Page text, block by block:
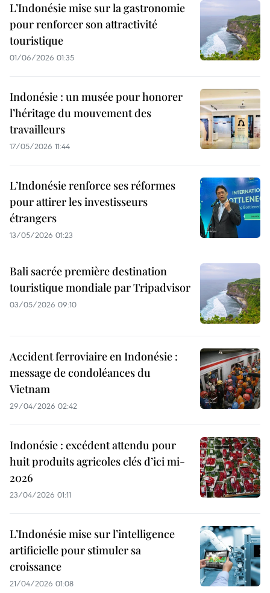
L’Indonésie mise sur la gastronomie
pour renforcer son attractivité
touristique
01/06/2026 01:35
Indonésie : un musée pour honorer
l’héritage du mouvement des
travailleurs
17/05/2026 11:44
L’Indonésie renforce ses réformes
pour attirer les investisseurs
étrangers
13/05/2026 01:23
Bali sacrée première destination
touristique mondiale par Tripadvisor
03/05/2026 09:10
Accident ferroviaire en Indonésie :
message de condoléances du
Vietnam
29/04/2026 02:42
Indonésie : excédent attendu pour
huit produits agricoles clés d’ici mi-
2026
23/04/2026 01:11
L’Indonésie mise sur l’intelligence
artificielle pour stimuler sa
croissance
21/04/2026 01:08